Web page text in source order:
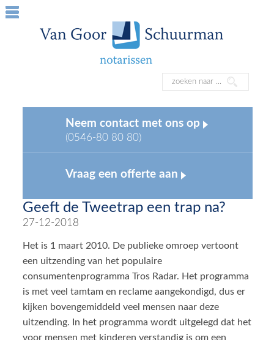
Neem contact met ons op
(0546-80 80 80)
Vraag een offerte aan
Geeft de Tweetrap een trap na?
27-12-2018
Het is 1 maart 2010. De publieke omroep vertoont
een uitzending van het populaire
consumentenprogramma Tros Radar. Het programma
is met veel tamtam en reclame aangekondigd, dus er
kijken bovengemiddeld veel mensen naar deze
uitzending. In het programma wordt uitgelegd dat het
voor mensen met kinderen verstandig is om een